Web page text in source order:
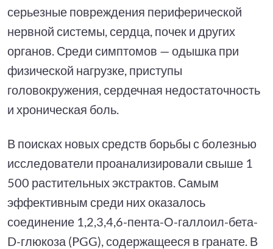
серьезные повреждения периферической
нервной системы, сердца, почек и других
органов. Среди симптомов — одышка при
физической нагрузке, приступы
головокружения, сердечная недостаточность
и хроническая боль.
В поисках новых средств борьбы с болезнью
исследователи проанализировали свыше 1
500 растительных экстрактов. Самым
эффективным среди них оказалось
соединение 1,2,3,4,6-пента-О-галлоил-бета-
D-глюкоза (PGG), содержащееся в гранате. В